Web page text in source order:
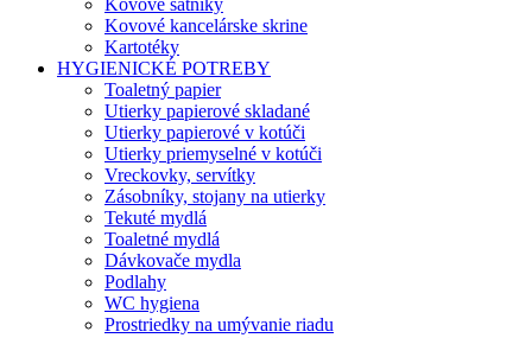
Kovové šatníky
Kovové kancelárske skrine
Kartotéky
HYGIENICKÉ POTREBY
Toaletný papier
Utierky papierové skladané
Utierky papierové v kotúči
Utierky priemyselné v kotúči
Vreckovky, servítky
Zásobníky, stojany na utierky
Tekuté mydlá
Toaletné mydlá
Dávkovače mydla
Podlahy
WC hygiena
Prostriedky na umývanie riadu